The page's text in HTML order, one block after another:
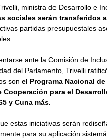
ministra de Desarrollo e
sociales serán transferidos
partidas presupuestales
ante la Comisión de
del Parlamento, Trivelli
son el Programa Nacional
Cooperación para el
y Cuna más.
estas iniciativas serán
para su aplicación